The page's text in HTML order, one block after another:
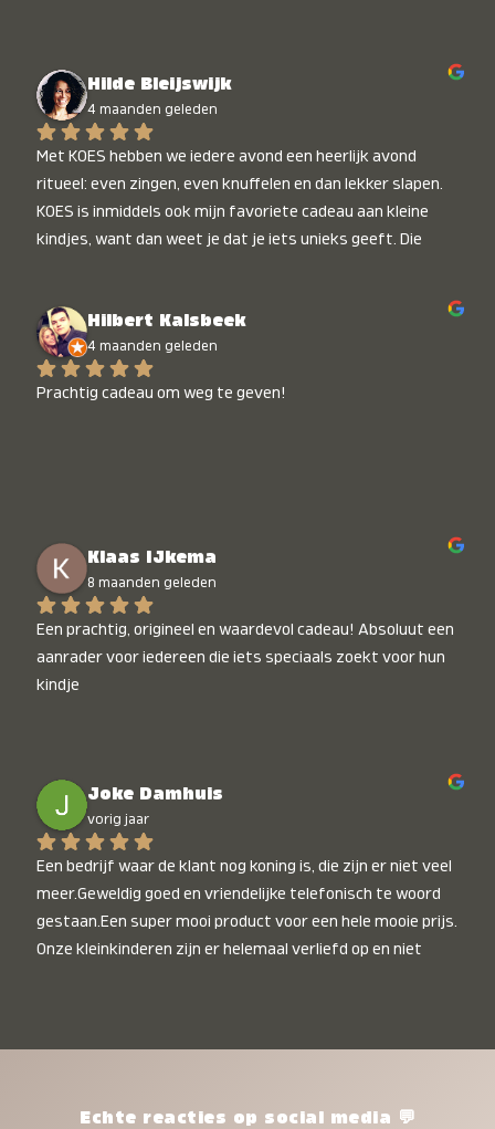
Hilde Bleijswijk
4 maanden geleden
Met KOES hebben we iedere avond een heerlijk avond
ritueel: even zingen, even knuffelen en dan lekker slapen.
KOES is inmiddels ook mijn favoriete cadeau aan kleine
kindjes, want dan weet je dat je iets unieks geeft. Die
Hilbert Kalsbeek
4 maanden geleden
Prachtig cadeau om weg te geven!
Klaas IJkema
8 maanden geleden
Een prachtig, origineel en waardevol cadeau! Absoluut een
aanrader voor iedereen die iets speciaals zoekt voor hun
kindje
Joke Damhuis
vorig jaar
Een bedrijf waar de klant nog koning is, die zijn er niet veel
meer.Geweldig goed en vriendelijke telefonisch te woord
gestaan.Een super mooi product voor een hele mooie prijs.
Onze kleinkinderen zijn er helemaal verliefd op en niet
het waard.Echte reacties op social media 💬